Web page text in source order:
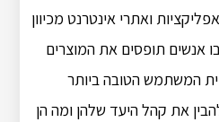
ואתרי אינטרנט מכיוון
אנשים תופסים את המוצרים
המשתמש הטובה ביותר
את קהל היעד שלהן ומה הן